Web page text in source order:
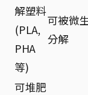
解塑料
(PLA,
PHA
等)
可被微
分解
可堆肥